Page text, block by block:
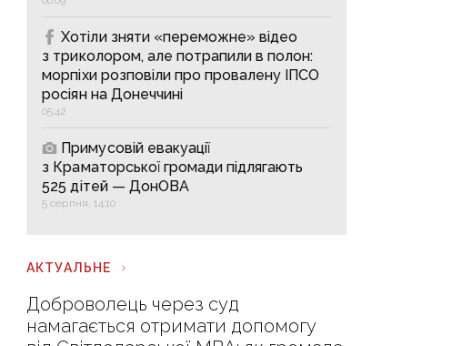
Хотіли зняти «переможне» відео
з триколором, але потрапили в полон:
морпіхи розповіли про провалену ІПСО
росіян на Донеччині
05:42
Примусовій евакуації
з Краматорської громади підлягають
525 дітей — ДонОВА
5 серпня, 14:10
АКТУАЛЬНЕ
Доброволець через суд
намагається отримати допомогу